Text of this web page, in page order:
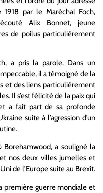
par le Maréchal Foch,
Alix Bonnet, jeune
de poilus particulièrement
a pris la parole. Dans un
il a témoigné de la
et des liens particulièrement
Il s’est félicité de la paix qui
a fait part de sa profonde
suite à l’agression d’un
Borehamwood, a souligné la
nos deux villes jumelles et
de l’Europe suite au Brexit.
première guerre mondiale et